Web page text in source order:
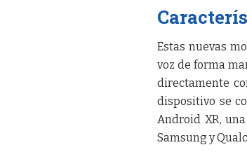
Estas nuevas
voz de forma
directamente
dispositivo se
Android XR,
Samsung y